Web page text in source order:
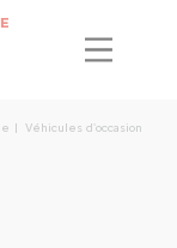
Véhicules d'occasion